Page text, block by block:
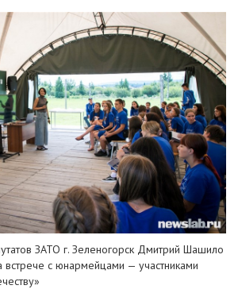
ЗАТО г. Зеленогорск Дмитрий Шашило
встрече с юнармейцами — участниками